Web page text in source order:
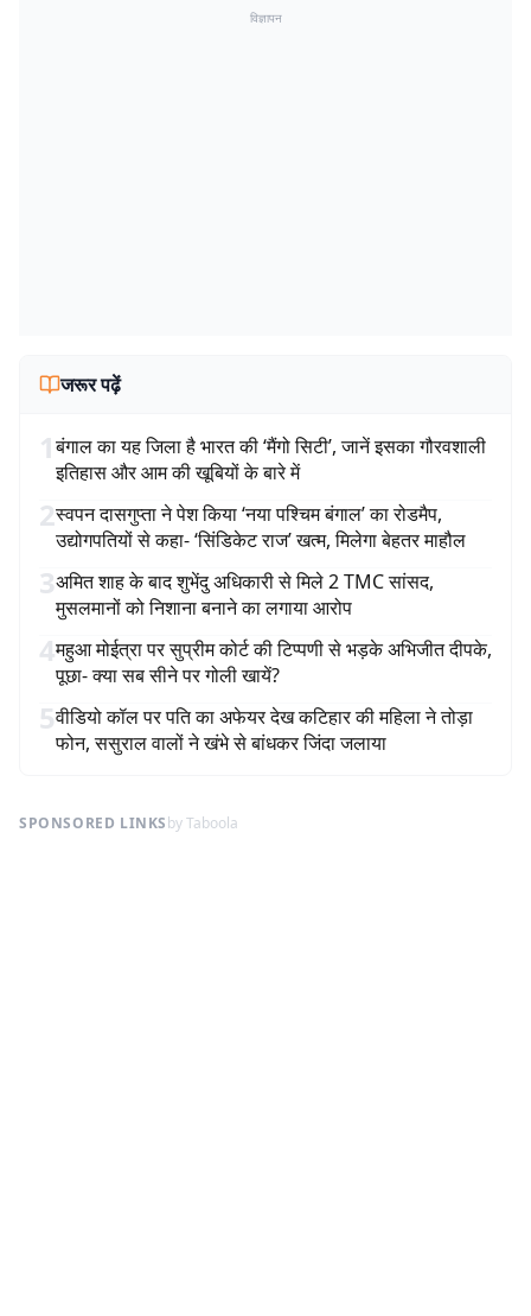
विज्ञापन
जरूर पढ़ें
1बंगाल का यह जिला है भारत की ‘मैंगो सिटी’, जानें इसका गौरवशाली
इतिहास और आम की खूबियों के बारे में
2स्वपन दासगुप्ता ने पेश किया ‘नया पश्चिम बंगाल’ का रोडमैप,
उद्योगपतियों से कहा- ‘सिंडिकेट राज’ खत्म, मिलेगा बेहतर माहौल
3अमित शाह के बाद शुभेंदु अधिकारी से मिले 2 TMC सांसद,
मुसलमानों को निशाना बनाने का लगाया आरोप
4महुआ मोईत्रा पर सुप्रीम कोर्ट की टिप्पणी से भड़के अभिजीत दीपके,
पूछा- क्या सब सीने पर गोली खायें?
5वीडियो कॉल पर पति का अफेयर देख कटिहार की महिला ने तोड़ा
फोन, ससुराल वालों ने खंभे से बांधकर जिंदा जलाया
SPONSORED LINKSby Taboola